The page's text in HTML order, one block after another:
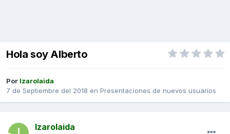
Hola soy Alberto
Por Izarolaida
7 de Septiembre del 2018 en Presentaciones de nuevos usuarios
Izarolaida